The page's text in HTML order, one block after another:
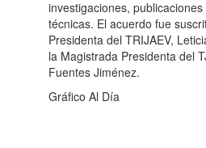
investigaciones,
técnicas. El acuerdo fue
Presidenta del TRIJAEV,
la Magistrada Presidenta del
Fuentes Jiménez.
Gráfico Al Día